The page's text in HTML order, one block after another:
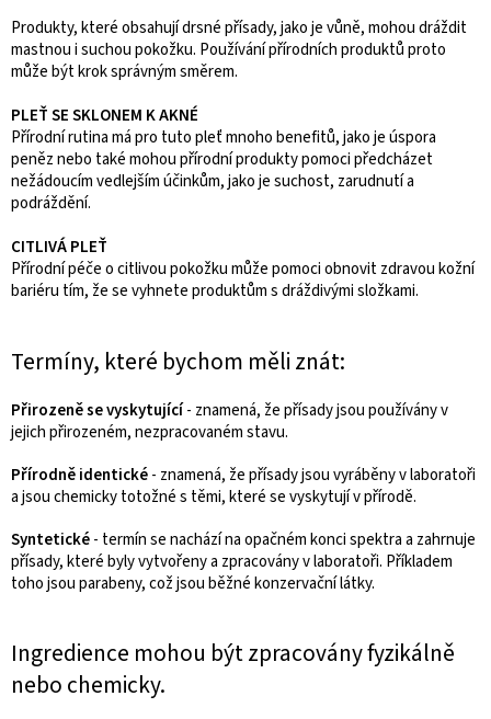
Produkty, které obsahují drsné přísady, jako je vůně, mohou dráždit
mastnou i suchou pokožku. Používání přírodních produktů proto
může být krok správným směrem.
PLEŤ SE SKLONEM K AKNÉ
Přírodní rutina má pro tuto pleť mnoho benefitů, jako je úspora
peněz nebo také mohou přírodní produkty pomoci předcházet
nežádoucím vedlejším účinkům, jako je suchost, zarudnutí a
podráždění.
CITLIVÁ PLEŤ
Přírodní péče o citlivou pokožku může pomoci obnovit zdravou kožní
bariéru tím, že se vyhnete produktům s dráždivými složkami.
Termíny, které bychom měli znát:
Přirozeně se vyskytující- znamená, že přísady jsou používány v
jejich přirozeném, nezpracovaném stavu.
Přírodně identické- znamená, že přísady jsou vyráběny v laboratoři
a jsou chemicky totožné s těmi, které se vyskytují v přírodě.
Syntetické- termín se nachází na opačném konci spektra a zahrnuje
přísady, které byly vytvořeny a zpracovány v laboratoři. Příkladem
toho jsou parabeny, což jsou běžné konzervační látky.
Ingredience mohou být zpracovány fyzikálně
nebo chemicky.